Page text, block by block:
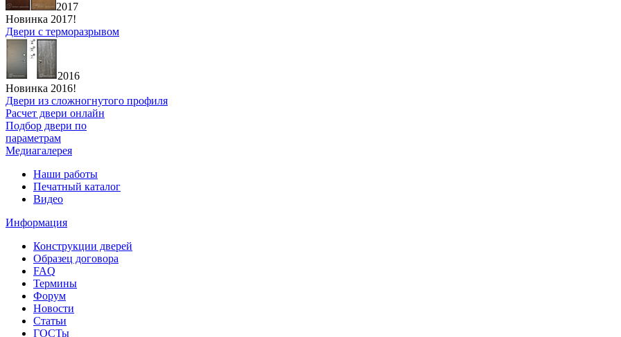
2017
Новинка 2017!
Двери с терморазрывом
2016
Новинка 2016!
Двери из сложногнутого профиля
Расчет двери онлайн
Подбор двери по
параметрам
Медиагалерея
Наши работы
Печатный каталог
Видео
Информация
Конструкции дверей
Образец договора
FAQ
Термины
Форум
Новости
Статьи
ГОСТы